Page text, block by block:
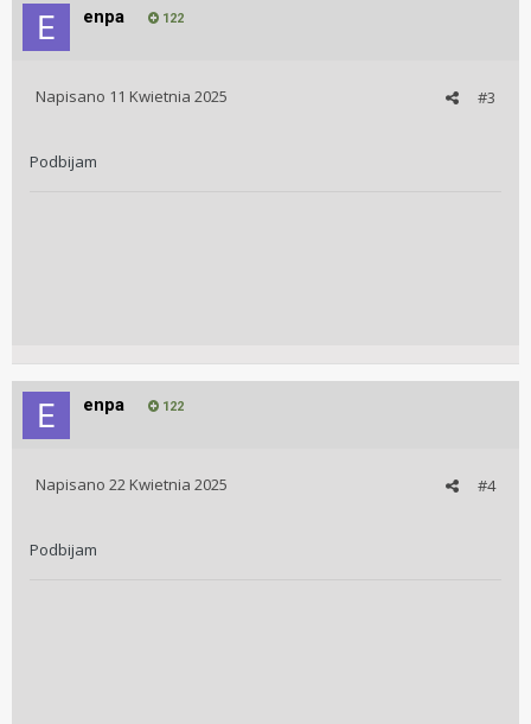
enpa 122
#3
Napisano 11 Kwietnia 2025
Podbijam
enpa 122
#4
Napisano 22 Kwietnia 2025
Podbijam